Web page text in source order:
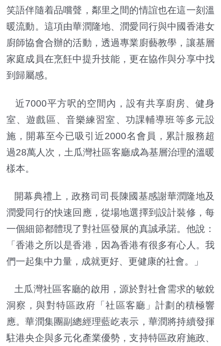
笑語伴隨着品嚐聲，鄰里之間的情誼也在這一刻溫
暖流動。這項由華潤隆地、潤愛同行與中國香港女
廚師協會合辦的活動，透過專業廚藝教學，讓基層
家庭成員在烹飪中提升技能，更在協作與分享中找
到歸屬感。
近7000平方呎的空間內，設有共享廚房、健身
室、遊戲區、音樂練習室、功課輔導班等多元設
施，開幕至今已吸引近2000名會員，累計服務超
過28萬人次，土瓜灣社區客廳成為基層治理的溫暖
樣本。
開幕典禮上，政務司司長陳國基感謝華潤隆地及
潤愛同行的快速回應，從場地選擇到設計裝修，每
一個細節都體現了對社區發展的真誠承諾。他說：
「香港之所以是香港，因為香港有很多有心人。我
們一起集中力量，成就更好、更健康的社會。」
土瓜灣社區客廳的啟用，源於對社會需求的敏銳
洞察，與對特區政府「社區客廳」計劃的積極響
應。華潤集團副總經理藍屹表示，華潤將持續發揮
駐港央企與多元化產業優勢，支持特區政府施政、